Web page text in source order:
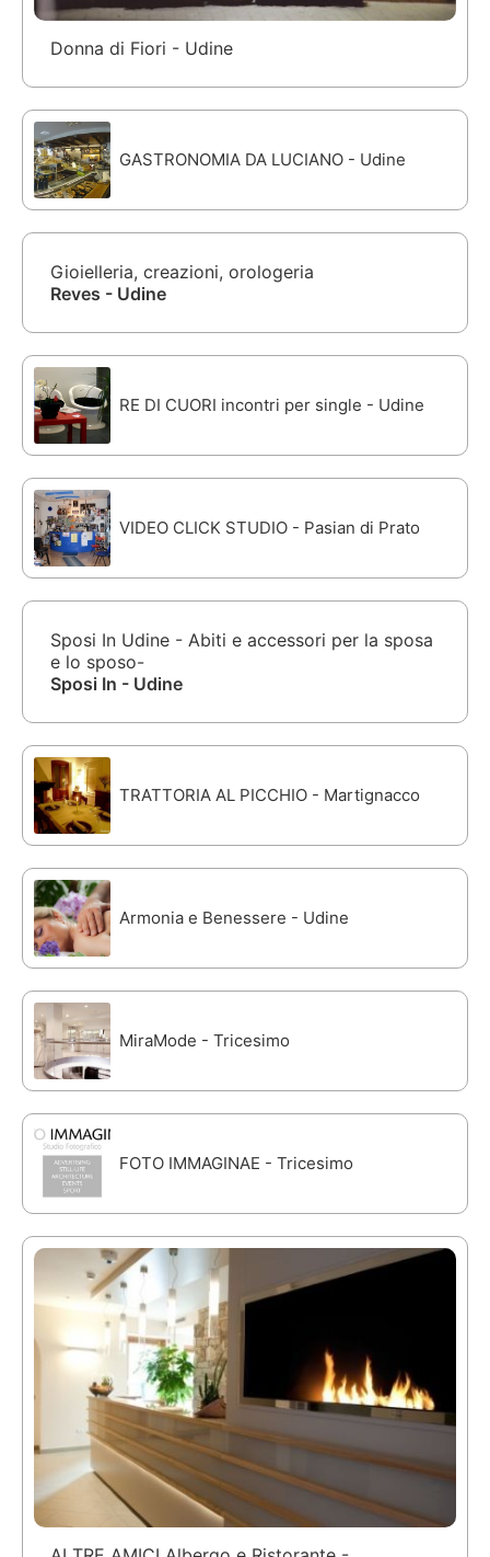
Donna di Fiori - Udine
GASTRONOMIA DA LUCIANO - Udine
Gioielleria, creazioni, orologeria
Reves - Udine
RE DI CUORI incontri per single - Udine
VIDEO CLICK STUDIO - Pasian di Prato
Sposi In Udine - Abiti e accessori per la sposa
e lo sposo-
Sposi In - Udine
TRATTORIA AL PICCHIO - Martignacco
Armonia e Benessere - Udine
MiraMode - Tricesimo
FOTO IMMAGINAE - Tricesimo